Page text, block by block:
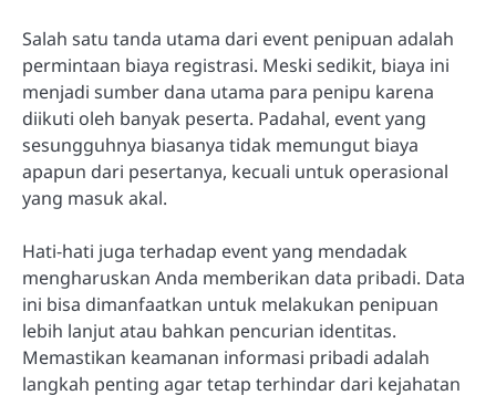
Salah satu tanda utama dari event penipuan adalah
permintaan biaya registrasi. Meski sedikit, biaya ini
menjadi sumber dana utama para penipu karena
diikuti oleh banyak peserta. Padahal, event yang
sesungguhnya biasanya tidak memungut biaya
apapun dari pesertanya, kecuali untuk operasional
yang masuk akal.
Hati-hati juga terhadap event yang mendadak
mengharuskan Anda memberikan data pribadi. Data
ini bisa dimanfaatkan untuk melakukan penipuan
lebih lanjut atau bahkan pencurian identitas.
Memastikan keamanan informasi pribadi adalah
langkah penting agar tetap terhindar dari kejahatan